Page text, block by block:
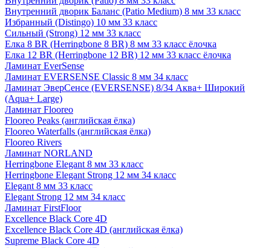
Внутренний дворик Баланс (Patio Medium) 8 мм 33 класс
Избранный (Distingo) 10 мм 33 класс
Сильный (Strong) 12 мм 33 класс
Елка 8 BR (Herringbone 8 BR) 8 мм 33 класс ёлочка
Елка 12 BR (Herringbone 12 BR) 12 мм 33 класс ёлочка
Ламинат EverSense
Ламинат EVERSENSE Classic 8 мм 34 класс
Ламинат ЭверСенсе (EVERSENSE) 8/34 Аква+ Широкий
(Aqua+ Large)
Ламинат Flooreo
Flooreo Peaks (английская ёлка)
Flooreo Waterfalls (английская ёлка)
Flooreo Rivers
Ламинат NORLAND
Herringbone Elegant 8 мм 33 класс
Herringbone Elegant Strong 12 мм 34 класс
Elegant 8 мм 33 класс
Elegant Strong 12 мм 34 класс
Ламинат FirstFloor
Excellence Black Core 4D
Excellence Black Core 4D (английская ёлка)
Supreme Black Core 4D